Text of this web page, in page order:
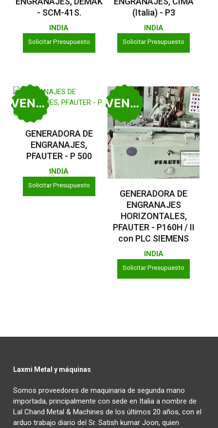
- SCM-41S.
INDIA
Solicitar Presupuesto
(Italia) - P3
INDIA
Solicitar Presupuesto
VENDIDO
Leer Más
GENERADORA DE
ENGRANAJES,
PFAUTER - P 500
INDIA
Solicitar Presupuesto
VENDIDO
Leer Más
GENERADORA DE
ENGRANAJES
HORIZONTALES,
PFAUTER - P160H / II
con PLC SIEMENS
INDIA
Solicitar Presupuesto
Laxmi Metal y máquinas
Somos proveedores de maquinaria de segunda mano
importada, principalmente con sede en Italia a nombre de
Lal Chand Metal & Machines de los últimos 20 años, con el
arduo trabajo diario del Sr. Satish kumar Joon, quien